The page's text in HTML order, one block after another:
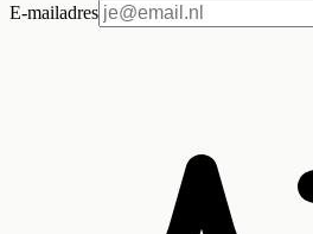
E-mailadres